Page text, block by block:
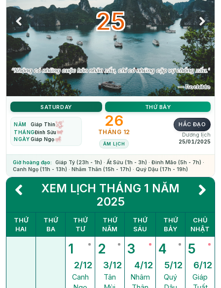
25
“Không có những cuộc hôn nhân xấu, chỉ có những cặp vợ chồng xấu.”
— Rochilde
SATURDAY THỨ BẢY
NĂM
Giáp Thìn
THÁNGĐinh Sửu
NGÀYGiáp Ngọ
26
THÁNG 12
ÂM LỊCH
HẮC ĐẠO
Dương lịch
25/01/2025
Giờ hoàng đạo:
Giáp Tý (23h - 1h) · Ất Sửu (1h - 3h) · Đinh Mão (5h - 7h) ·
Canh Ngọ (11h - 13h) · Nhâm Thân (15h - 17h) · Quý Dậu (17h - 19h)
XEM LỊCH THÁNG 1 NĂM
2025
THỨ
HAI
THỨ
BA
THỨ
TƯ
THỨ
NĂM
THỨ
SÁU
THỨ
BẢY
CHỦ
NHẬT
1
2/12
Canh
2
3/12
Tân
3
4/12
Nhâm
4
5/12
Quý
5
6/12
Giáp